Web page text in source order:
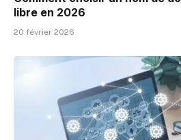
libre en 2026
20 février 2026